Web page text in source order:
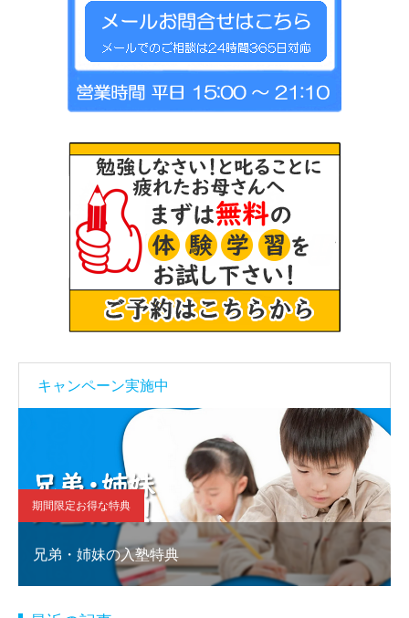
キャンペーン実施中
期間限定お得な特典
兄弟・姉妹の入塾特典